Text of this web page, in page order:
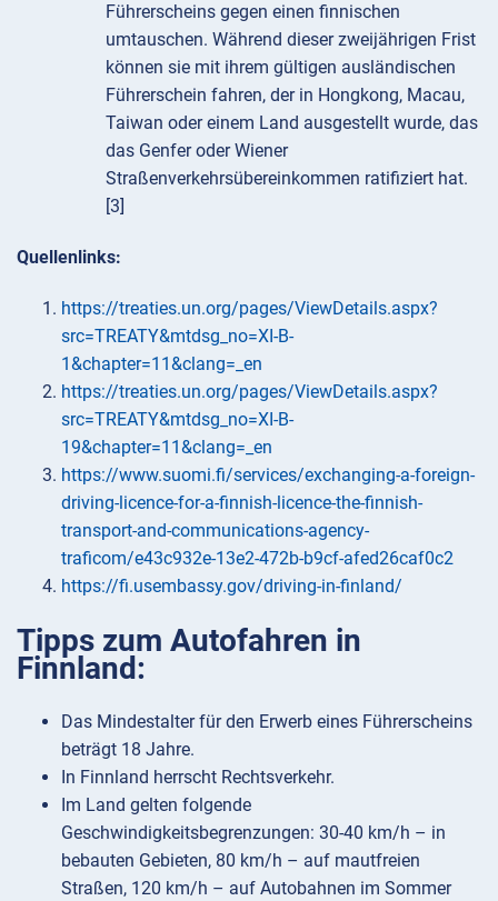
Führerscheins gegen einen finnischen
umtauschen. Während dieser zweijährigen Frist
können sie mit ihrem gültigen ausländischen
Führerschein fahren, der in Hongkong, Macau,
Taiwan oder einem Land ausgestellt wurde, das
das Genfer oder Wiener
Straßenverkehrsübereinkommen ratifiziert hat.
[3]
Quellenlinks:
https://treaties.un.org/pages/ViewDetails.aspx?
src=TREATY&mtdsg_no=XI-B-
1&chapter=11&clang=_en
https://treaties.un.org/pages/ViewDetails.aspx?
src=TREATY&mtdsg_no=XI-B-
19&chapter=11&clang=_en
https://www.suomi.fi/services/exchanging-a-foreign-
driving-licence-for-a-finnish-licence-the-finnish-
transport-and-communications-agency-
traficom/e43c932e-13e2-472b-b9cf-afed26caf0c2
https://fi.usembassy.gov/driving-in-finland/
Tipps zum Autofahren in
Finnland:
Das Mindestalter für den Erwerb eines Führerscheins
beträgt 18 Jahre.
In Finnland herrscht Rechtsverkehr.
Im Land gelten folgende
Geschwindigkeitsbegrenzungen: 30-40 km/h – in
bebauten Gebieten, 80 km/h – auf mautfreien
Straßen, 120 km/h – auf Autobahnen im Sommer